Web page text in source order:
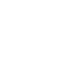
de la